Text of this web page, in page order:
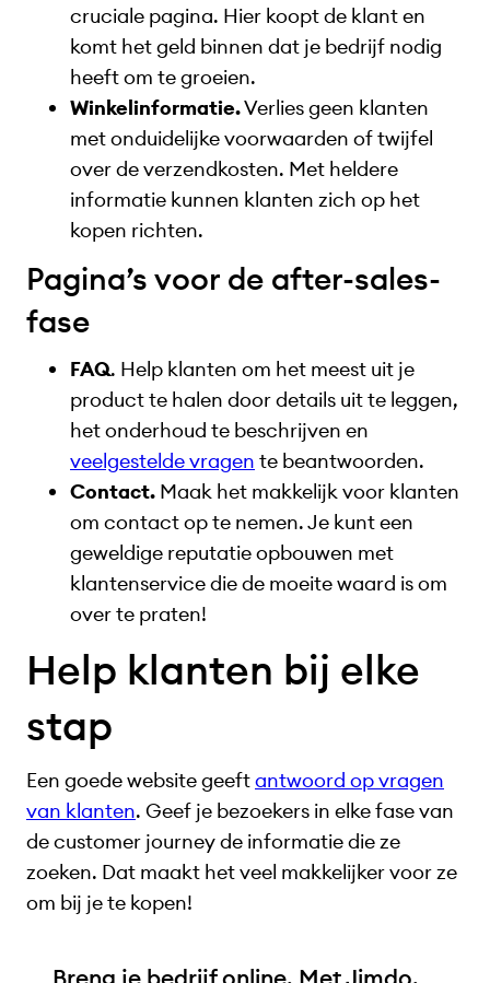
cruciale pagina. Hier koopt de klant en
komt het geld binnen dat je bedrijf nodig
heeft om te groeien.
Winkelinformatie.Verlies geen klanten
met onduidelijke voorwaarden of twijfel
over de verzendkosten. Met heldere
informatie kunnen klanten zich op het
kopen richten.
Pagina’s voor de after-sales-
fase
FAQ. Help klanten om het meest uit je
product te halen door details uit te leggen,
het onderhoud te beschrijven en
veelgestelde vragen te beantwoorden.
Contact. Maak het makkelijk voor klanten
om contact op te nemen. Je kunt een
geweldige reputatie opbouwen met
klantenservice die de moeite waard is om
over te praten!
Help klanten bij elke
stap
Een goede website geeftantwoord op vragen
van klanten. Geef je bezoekers in elke fase van
de customer journey de informatie die ze
zoeken. Dat maakt het veel makkelijker voor ze
om bij je te kopen!